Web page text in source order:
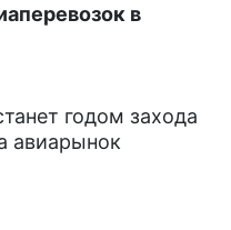
в
годом захода
авиарынок